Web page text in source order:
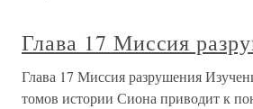
Глава 17 Миссия
Глава 17 Миссия разрушения
томов истории Сиона приводит к